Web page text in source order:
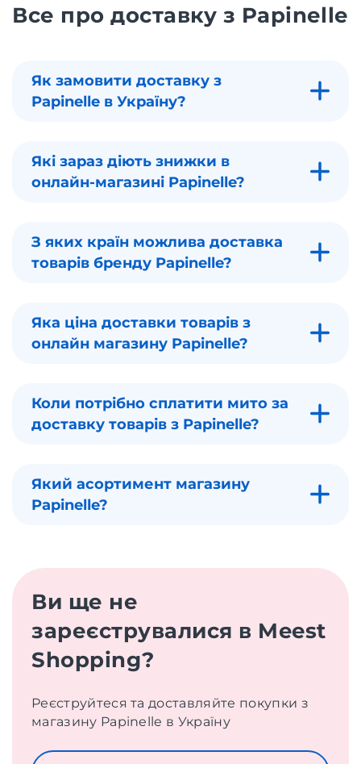
Все про доставку з Papinelle
Як замовити доставку з
Papinelle в Україну?
Які зараз діють знижки в
онлайн-магазині Papinelle?
З яких країн можлива доставка
товарів бренду Papinelle?
Яка ціна доставки товарів з
онлайн магазину Papinelle?
Коли потрібно сплатити мито за
доставку товарів з Papinelle?
Який асортимент магазину
Papinelle?
Ви ще не
зареєструвалися в Meest
Shopping?
Реєструйтеся та доставляйте покупки з
магазину Papinelle в Україну